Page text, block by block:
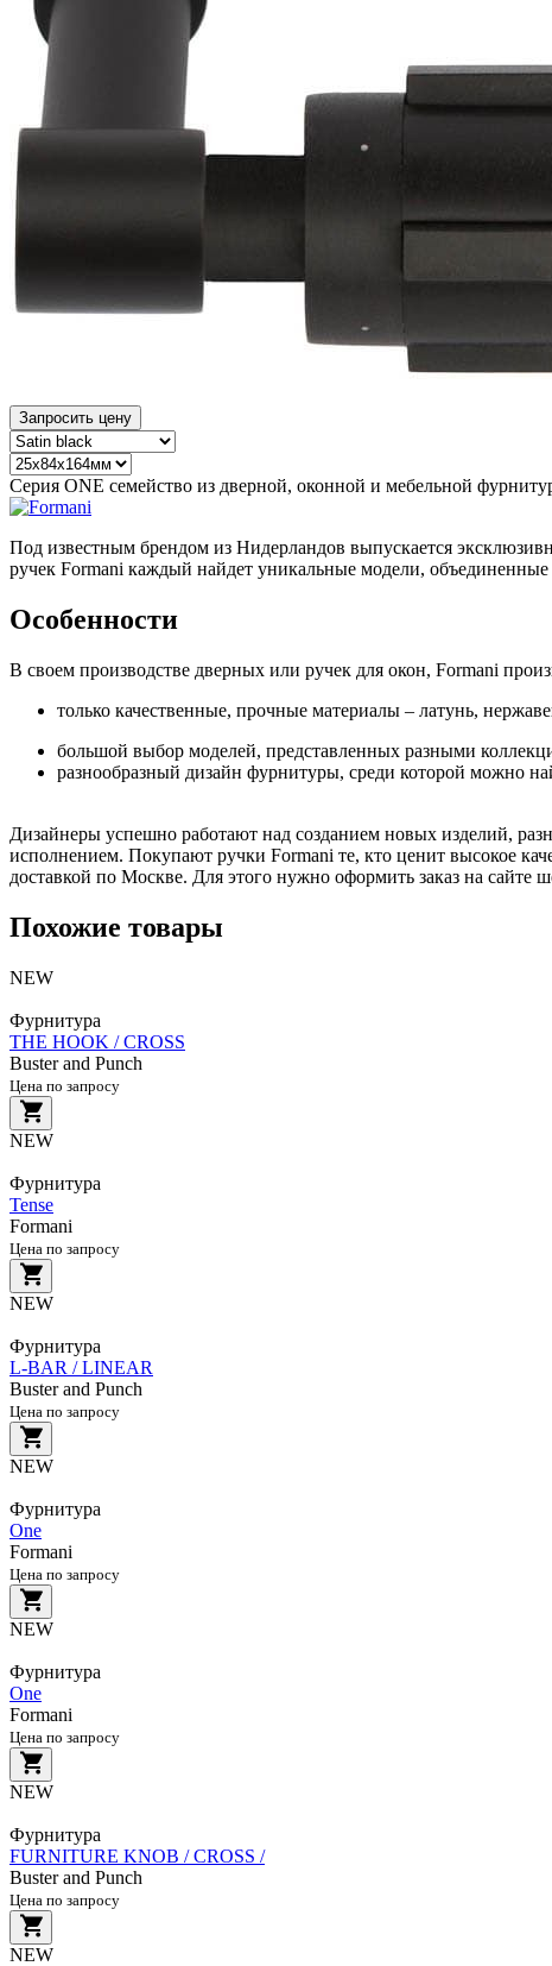
Запросить цену
Серия ONE семейство из дверной, оконной и мебельной
Под известным брендом из Нидерландов выпускается
ручек Formani каждый найдет уникальные модели,
Особенности
В своем производстве дверных или ручек для окон, Formani
только качественные, прочные материалы – латунь,
большой выбор моделей, представленных разными
разнообразный дизайн фурнитуры, среди которой можно
Дизайнеры успешно работают над созданием новых изделий,
исполнением. Покупают ручки Formani те, кто ценит высокое
доставкой по Москве. Для этого нужно оформить заказ на сайте
Похожие товары
NEW
Фурнитура
THE HOOK / CROSS
Buster and Punch
Цена по запросу
NEW
Фурнитура
Tense
Formani
Цена по запросу
NEW
Фурнитура
L-BAR / LINEAR
Buster and Punch
Цена по запросу
NEW
Фурнитура
One
Formani
Цена по запросу
NEW
Фурнитура
One
Formani
Цена по запросу
NEW
Фурнитура
FURNITURE KNOB / CROSS /
Buster and Punch
Цена по запросу
NEW